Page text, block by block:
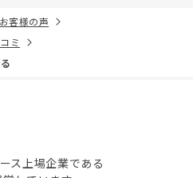
お客様の声
ミ
ス上場企業である